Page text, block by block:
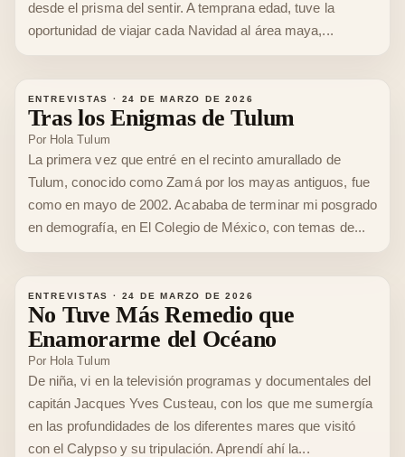
desde el prisma del sentir. A temprana edad, tuve la
oportunidad de viajar cada Navidad al área maya,...
ENTREVISTAS · 24 DE MARZO DE 2026
Tras los Enigmas de Tulum
Por Hola Tulum
La primera vez que entré en el recinto amurallado de
Tulum, conocido como Zamá por los mayas antiguos, fue
como en mayo de 2002. Acababa de terminar mi posgrado
en demografía, en El Colegio de México, con temas de...
ENTREVISTAS · 24 DE MARZO DE 2026
No Tuve Más Remedio que
Enamorarme del Océano
Por Hola Tulum
De niña, vi en la televisión programas y documentales del
capitán Jacques Yves Custeau, con los que me sumergía
en las profundidades de los diferentes mares que visitó
con el Calypso y su tripulación. Aprendí ahí la...